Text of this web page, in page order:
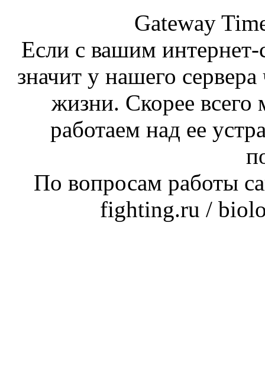
Gateway
Если с вашим интернет-
значит у нашего
жизни. Скорее
работаем над ее
По вопросам работы
fighting.ru /